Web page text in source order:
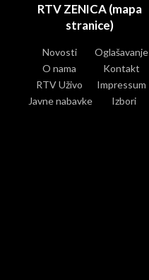
RTV ZENICA (mapa
stranice)
Novosti
Oglašavanje
O nama
Kontakt
RTV Uživo
Impressum
Javne nabavke
Izbori